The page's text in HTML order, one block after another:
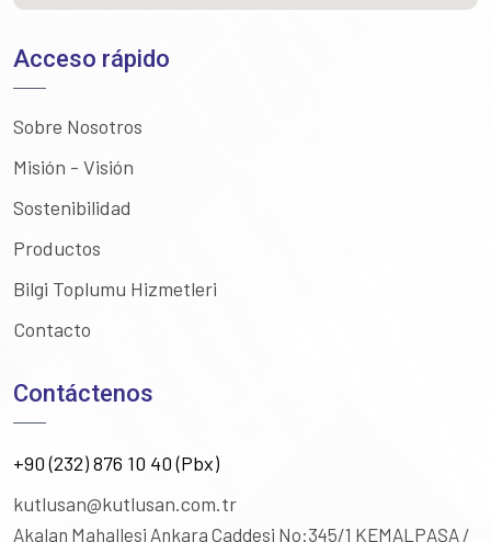
Acceso rápido
Sobre Nosotros
Misión - Visión
Sostenibilidad
Productos
Bilgi Toplumu Hizmetleri
Contacto
Contáctenos
+90 (232) 876 10 40 (Pbx)
kutlusan@kutlusan.com.tr
Akalan Mahallesi Ankara Caddesi No:345/1 KEMALPAŞA /